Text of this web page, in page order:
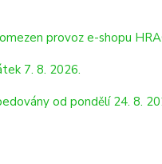
vzrušeně čeká na cestu a už
provoz e-shopu
7. 8. 2026.
od pondělí 24. 8.